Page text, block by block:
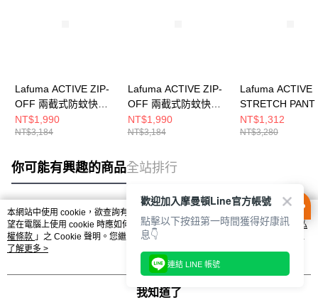
Lafuma ACTIVE ZIP-
OFF 兩截式防蚊快排
長褲 女
LFV125495580
NT$1,990
NT$3,184
Lafuma ACTIVE ZIP-
OFF 兩截式防蚊快排
長褲 男
LFV125454101
NT$1,990
NT$3,184
Lafuma ACTIVE
STRETCH PANT
乾長褲
LFV122867523
NT$1,312
NT$3,280
你可能有興趣的商品全站排行
熱門標籤
本網站中使用 cookie，欲查詢有關本網站使用 cookie 方式之詳情，及若您不希
望在電腦上使用 cookie 時應如何變更電腦的 cookie 設定，請參閱本網站「
隱私
權條款 」之 Cookie 聲明。您繼續使用本網站即表示您同意本公司得按本網站使
用條款之 Cookie 聲明使用 cookie。
了解更多 >
我知道了
歡迎加入摩曼頓Line官方帳號
點擊以下按鈕第一時間獲得好康訊
息👇
連結 LINE 帳號